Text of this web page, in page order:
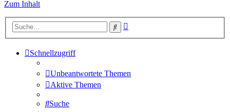
Zum Inhalt
Suche
Schnellzugriff
Unbeantwortete Themen
Aktive Themen
Suche